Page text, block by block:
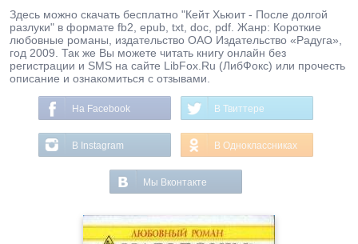
Здесь можно скачать бесплатно "Кейт Хьюит - После долгой
разлуки" в формате fb2, epub, txt, doc, pdf. Жанр: Короткие
любовные романы, издательство ОАО Издательство «Радуга»,
год 2009. Так же Вы можете читать книгу онлайн без
регистрации и SMS на сайте LibFox.Ru (ЛибФокс) или прочесть
описание и ознакомиться с отзывами.
На Facebook В Твиттере
В Instagram В Одноклассниках
Мы Вконтакте